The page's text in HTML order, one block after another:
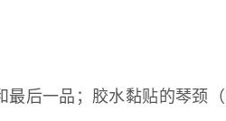
后一品；胶水黏贴的琴颈